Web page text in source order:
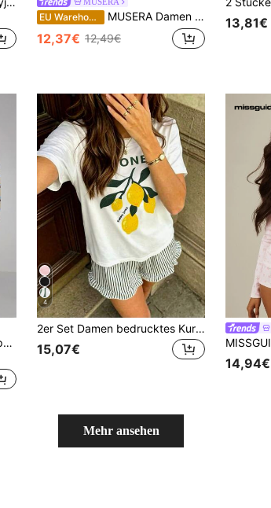
EU Warehouse MUSERA Damen Lounge Oberteile
12,37€ 12,49€
13,81€
MISSGUIDED Gestreifter gerippter Strick-Lounge-Cardigan mit Knopfverschluss, Langarm, locker geschnitten, bequemes Lässig-Oberteil für Herbst/Winter, kuschelige Layering-Piece
4
2er Set Damen bedrucktes Kurzarm Top + Shorts mit elastischem Bund Pyjama Set, Geburtstagsgeschenk
15,07€
14,94€
Mehr ansehen